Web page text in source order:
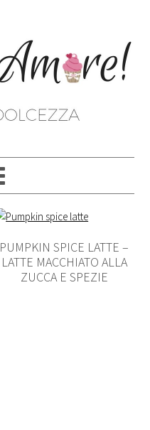
PUMPKIN SPICE LATTE –
LATTE MACCHIATO ALLA
ZUCCA E SPEZIE